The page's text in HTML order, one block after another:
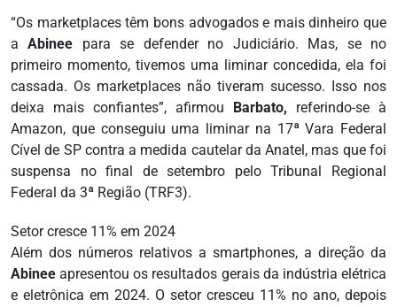
“Os marketplaces têm bons advogados e mais dinheiro que
aAbinee para se defender no Judiciário. Mas, se no
primeiro momento, tivemos uma liminar concedida, ela foi
cassada. Os marketplaces não tiveram sucesso. Isso nos
deixa mais confiantes”, afirmou
Barbato, referindo-se à
Amazon, que conseguiu uma liminar na 17ª Vara Federal
Cível de SP contra a medida cautelar da Anatel, mas que foi
suspensa no final de setembro pelo Tribunal Regional
Federal da 3ª Região (TRF3).
Setor cresce 11% em 2024
Além dos números relativos a smartphones, a direção da
Abineeapresentou os resultados gerais da indústria elétrica
e eletrônica em 2024. O setor cresceu 11% no ano, depois